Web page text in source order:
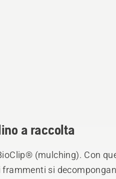
a raccolta
(mulching). Con
si